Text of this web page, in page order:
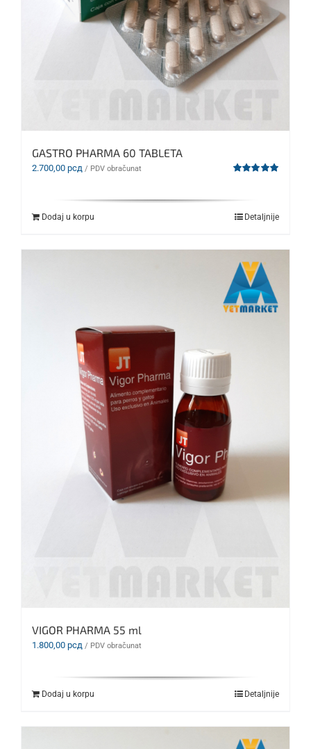
GASTRO PHARMA 60 TABLETA
2.700,00 рсд / PDV obračunat
Dodaj u korpu Detaljnije
VIGOR PHARMA 55 ml
1.800,00 рсд / PDV obračunat
Dodaj u korpu Detaljnije